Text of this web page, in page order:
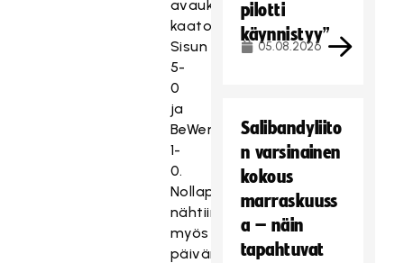
avauksessa
kaatoi
Sisun
5-
0
ja
BeWen
1-
0.
Nollapeli
nähtiin
myös
päivän
pilotti
käynnistyy”
05.08.2026
Salibandyliito
n varsinainen
kokous
marraskuuss
a – näin
tapahtuvat